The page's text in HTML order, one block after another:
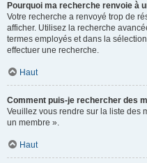
Pourquoi ma recherche renvoie à
Votre recherche a renvoyé trop de
afficher. Utilisez la recherche
termes employés et dans la
effectuer une recherche.
Haut
Comment puis-je rechercher des
Veuillez vous rendre sur la liste des
un membre ».
Haut